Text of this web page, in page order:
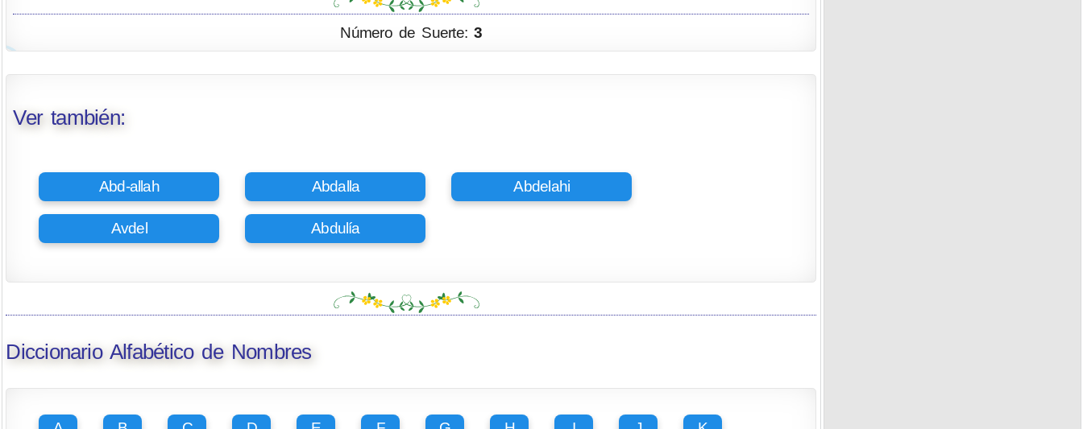
Número de Suerte:3
Ver también:
Abd-allah Abdalla Abdelahi
Avdel Abdulía
Diccionario Alfabético de Nombres